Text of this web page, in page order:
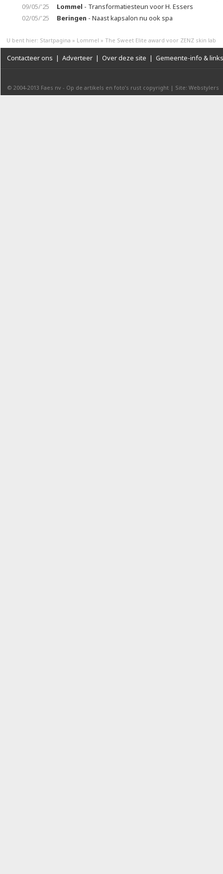
09/05/'25
Lommel - Transformatiesteun voor H. Essers
02/05/'25
Beringen - Naast kapsalon nu ook spa
U bent hier: Startpagina » Lommel » The Sweet Elite award voor ZENZ skin lab
Contacteer ons | Adverteer | Over deze site | Gemeente-info & links
© 2004-2013 Faes nv - Op de artikels en foto’s rust copyright | Site: Webstylers